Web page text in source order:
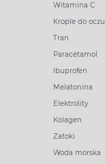
Witamina C
Krople do oczu
Tran
Paracetamol
Ibuprofen
Melatonina
Elektrolity
Kolagen
Zatoki
Woda morska